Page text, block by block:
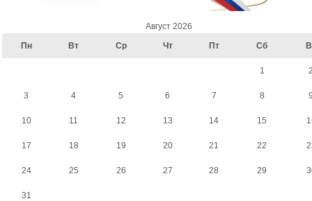
Август 2026
Пн
Вт Ср Чт Пт Сб
1
3 4 5 6 7 8
10 11 12 13 14 15
17 18 19 20 21 22
24 25 26 27 28 29
31